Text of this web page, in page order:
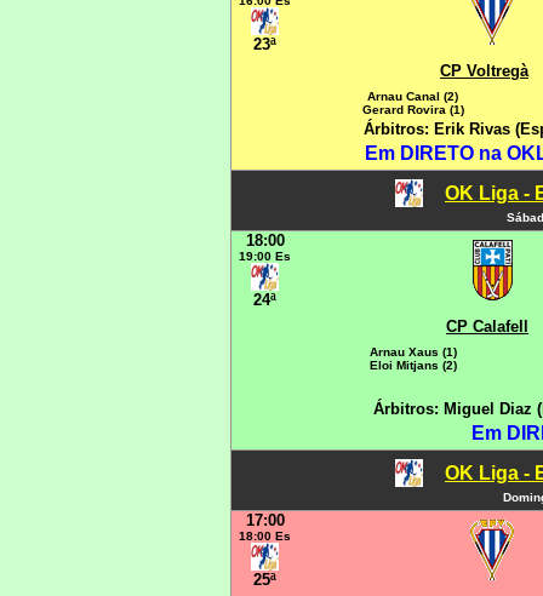
23ª
CP Voltregà
Arnau Canal (2)
Gerard Rovira (1)
Árbitros: Erik Rivas
Em DIRETO na
OK Liga -
18:00
19:00 Es
24ª
CP Calafell
Arnau Xaus (1)
Eloi Mitjans (2)
Árbitros: Miguel Diaz
Em
OK Liga -
17:00
18:00 Es
25ª